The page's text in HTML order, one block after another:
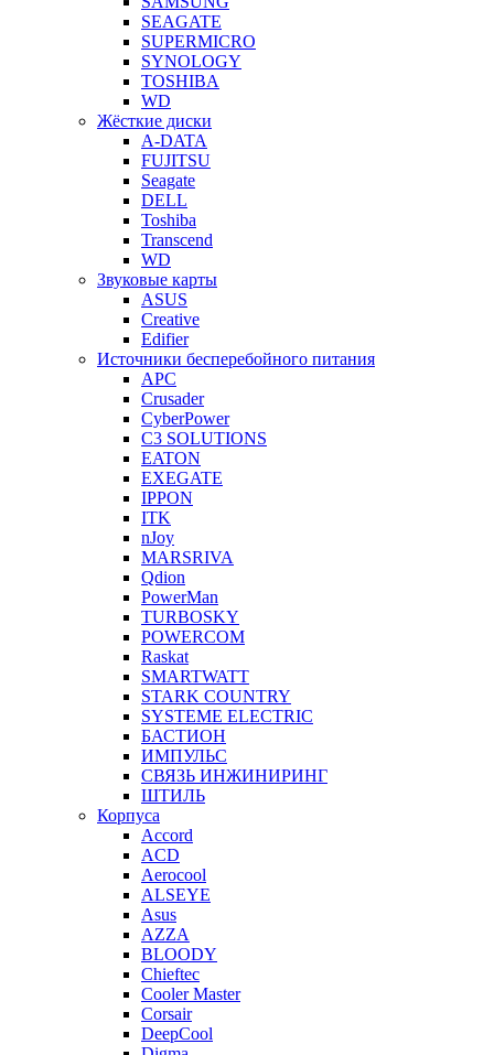
SEAGATE
SUPERMICRO
SYNOLOGY
TOSHIBA
WD
Жёсткие диски
A-DATA
FUJITSU
Seagate
DELL
Toshiba
Transcend
WD
Звуковые карты
ASUS
Creative
Edifier
Источники бесперебойного питания
APC
Crusader
CyberPower
C3 SOLUTIONS
EATON
EXEGATE
IPPON
ITK
nJoy
MARSRIVA
Qdion
PowerMan
TURBOSKY
POWERCOM
Raskat
SMARTWATT
STARK COUNTRY
SYSTEME ELECTRIC
БАСТИОН
ИМПУЛЬС
СВЯЗЬ ИНЖИНИРИНГ
ШТИЛЬ
Корпуса
Accord
ACD
Aerocool
ALSEYE
Asus
AZZA
BLOODY
Chieftec
Cooler Master
Corsair
DeepCool